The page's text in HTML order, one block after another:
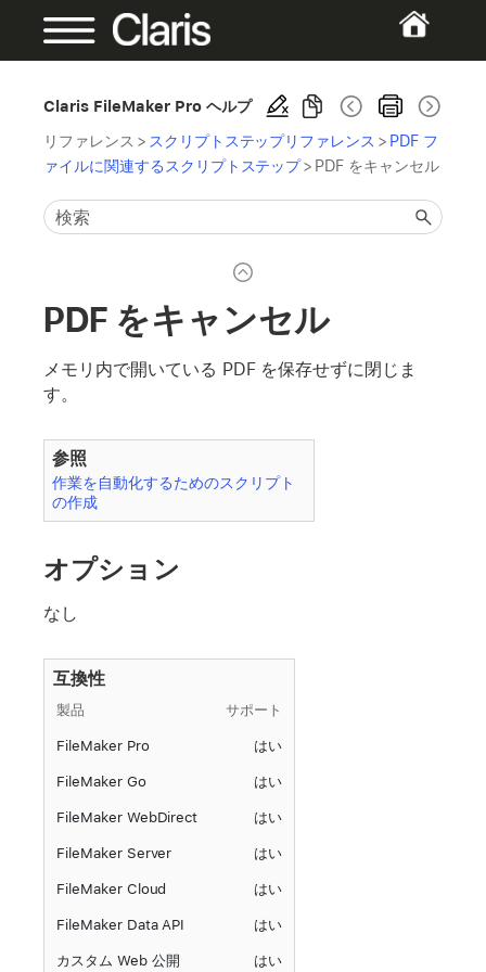
Claris FileMaker Pro ヘルプ
リファレンス > スクリプトステップリファレンス > PDF フ
ァイルに関連するスクリプトステップ> PDF をキャンセル
PDF をキャンセル
メモリ内で開いている PDF を保存せずに閉じま
す。
参照
作業を自動化するためのスクリプト
の作成
オプション
なし
互換性
製品 サポート
FileMaker Pro はい
FileMaker Go はい
FileMaker WebDirect はい
FileMaker Server はい
FileMaker Cloud はい
FileMaker Data API はい
カスタム Web 公開 はい